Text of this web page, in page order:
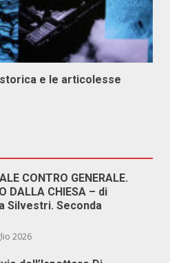
storica e le articolesse
CONTRO GENERALE.
DALLA CHIESA – di
Silvestri. Seconda
2026